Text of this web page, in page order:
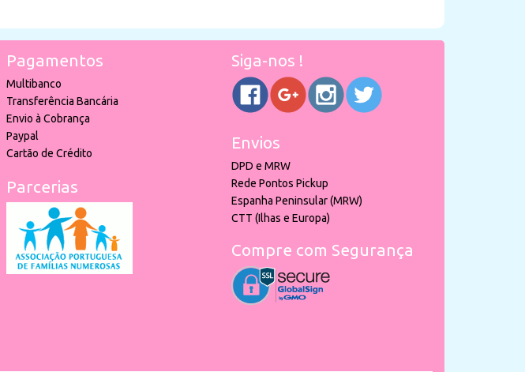
Pagamentos
Multibanco
Transferência Bancária
Envio à Cobrança
Paypal
Cartão de Crédito
Parcerias
Siga-nos !
Envios
DPD e MRW
Rede Pontos Pickup
Espanha Peninsular (MRW)
CTT (Ilhas e Europa)
Compre com Segurança